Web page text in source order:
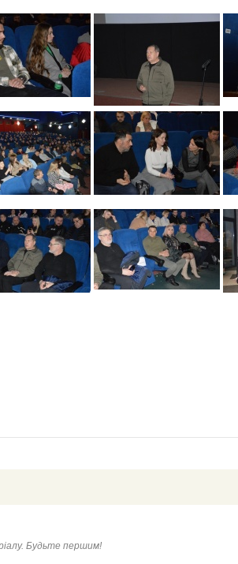
Будьте першим!